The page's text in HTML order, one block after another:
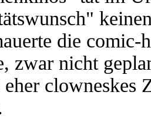
die comic-
zwar nicht
clowneskes